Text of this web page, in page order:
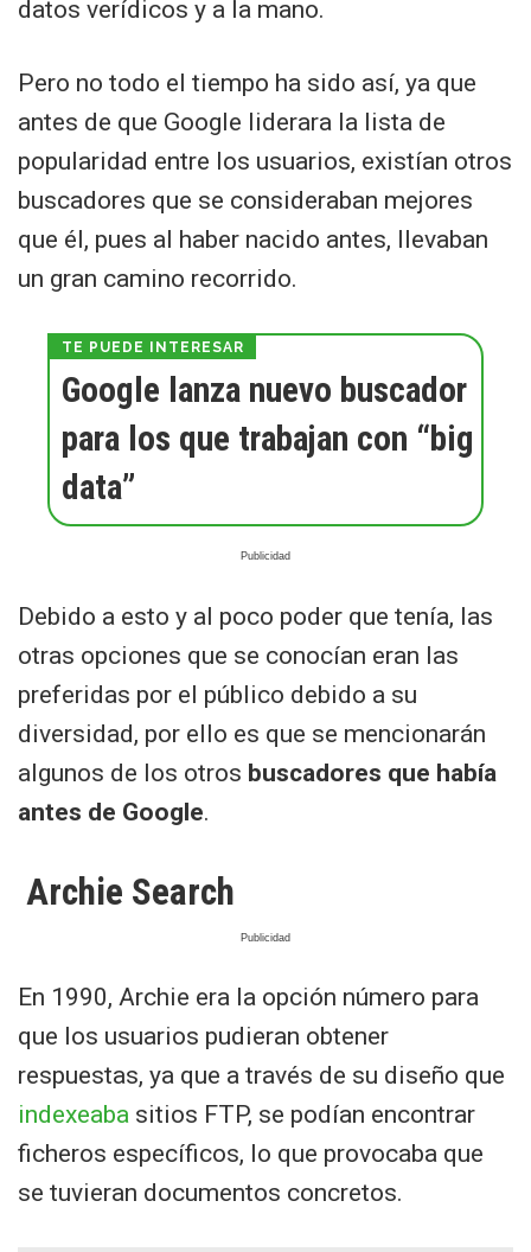
datos verídicos y a la mano.
Pero no todo el tiempo ha sido así, ya que
antes de que Google liderara la lista de
popularidad entre los usuarios, existían otros
buscadores que se consideraban mejores
que él, pues al haber nacido antes, llevaban
un gran camino recorrido.
Google lanza nuevo buscador
para los que trabajan con “big
data”
Debido a esto y al poco poder que tenía, las
otras opciones que se conocían eran las
preferidas por el público debido a su
diversidad, por ello es que se mencionarán
algunos de los otros buscadores que había
antes de Google.
Archie Search
En 1990, Archie era la opción número para
que los usuarios pudieran obtener
respuestas, ya que a través de su diseño que
indexeaba sitios FTP, se podían encontrar
ficheros específicos, lo que provocaba que
se tuvieran documentos concretos.